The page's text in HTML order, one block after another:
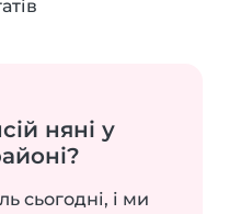
няні у
сьогодні, і ми